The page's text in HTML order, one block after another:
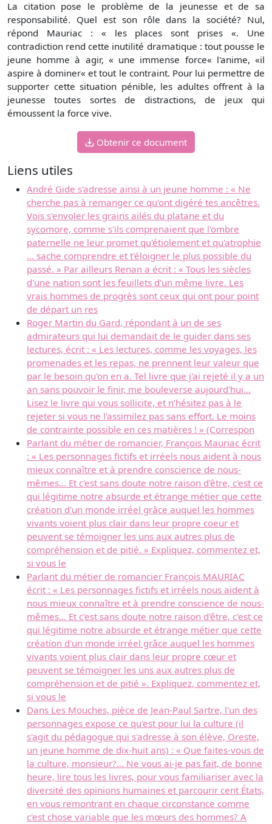
La citation pose le problème de la jeunesse et de sa
responsabilité. Quel est son rôle dans la société? Nul,
répond Mauriac : « les places sont prises «. Une
contradiction rend cette inutilité dramatique : tout pousse le
jeune homme à agir, « une immense force« l'anime, «il
aspire à dominer« et tout le contraint. Pour lui permettre de
supporter cette situation pénible, les adultes offrent à la
jeunesse toutes sortes de distractions, de jeux qui
émoussent la force vive.
Obtenir ce document
Liens utiles
André Gide s'adresse ainsi à un jeune homme : « Ne
cherche pas à remanger ce qu'ont digéré tes ancêtres.
Vois s'envoler les grains ailés du platane et du
sycomore, comme s'ils comprenaient que l'ombre
paternelle ne leur promet qu'étiolement et qu'atrophie
... sache comprendre et t'éloigner le plus possible du
passé. » Par ailleurs Renan a écrit : « Tous les siècles
d'une nation sont les feuillets d'un même livre. Les
vrais hommes de progrès sont ceux qui ont pour point
de départ un res
Roger Martin du Gard, répondant à un de ses
admirateurs qui lui demandait de le guider dans ses
lectures, écrit : « Les lectures, comme les voyages, les
promenades et les repas, ne prennent leur valeur que
par le besoin qu'on en a. Tel livre que j'ai rejeté il y a un
an sans pouvoir le finir, me bouleverse aujourd'hui...
Lisez le livre qui vous sollicite, et n'hésitez pas à le
rejeter si vous ne l'assimilez pas sans effort. Le moins
de contrainte possible en ces matières ! » (Correspon
Parlant du métier de romancier, François Mauriac écrit
: « Les personnages fictifs et irréels nous aident à nous
mieux connaître et à prendre conscience de nous-
mêmes... Et c'est sans doute notre raison d'être, c'est ce
qui légitime notre absurde et étrange métier que cette
création d'un monde irréel grâce auquel les hommes
vivants voient plus clair dans leur propre coeur et
peuvent se témoigner les uns aux autres plus de
compréhension et de pitié. » Expliquez, commentez et,
si vous le
Parlant du métier de romancier François MAURIAC
écrit : « Les personnages fictifs et irréels nous aident à
nous mieux connaître et à prendre conscience de nous-
mêmes... Et c'est sans doute notre raison d'être, c'est ce
qui légitime notre absurde et étrange métier que cette
création d'un monde irréel grâce auquel les hommes
vivants voient plus clair dans leur propre cœur et
peuvent se témoigner les uns aux autres plus de
compréhension et de pitié ». Expliquez, commentez et,
si vous le
Dans Les Mouches, pièce de Jean-Paul Sartre, l'un des
personnages expose ce qu'est pour lui la culture (il
s'agit du pédagogue qui s'adresse à son élève, Oreste,
un jeune homme de dix-huit ans) : « Que faites-vous de
la culture, monsieur?... Ne vous ai-je pas fait, de bonne
heure, lire tous les livres, pour vous familiariser avec la
diversité des opinions humaines et parcourir cent États,
en vous remontrant en chaque circonstance comme
c'est chose variable que les mœurs des hommes? A